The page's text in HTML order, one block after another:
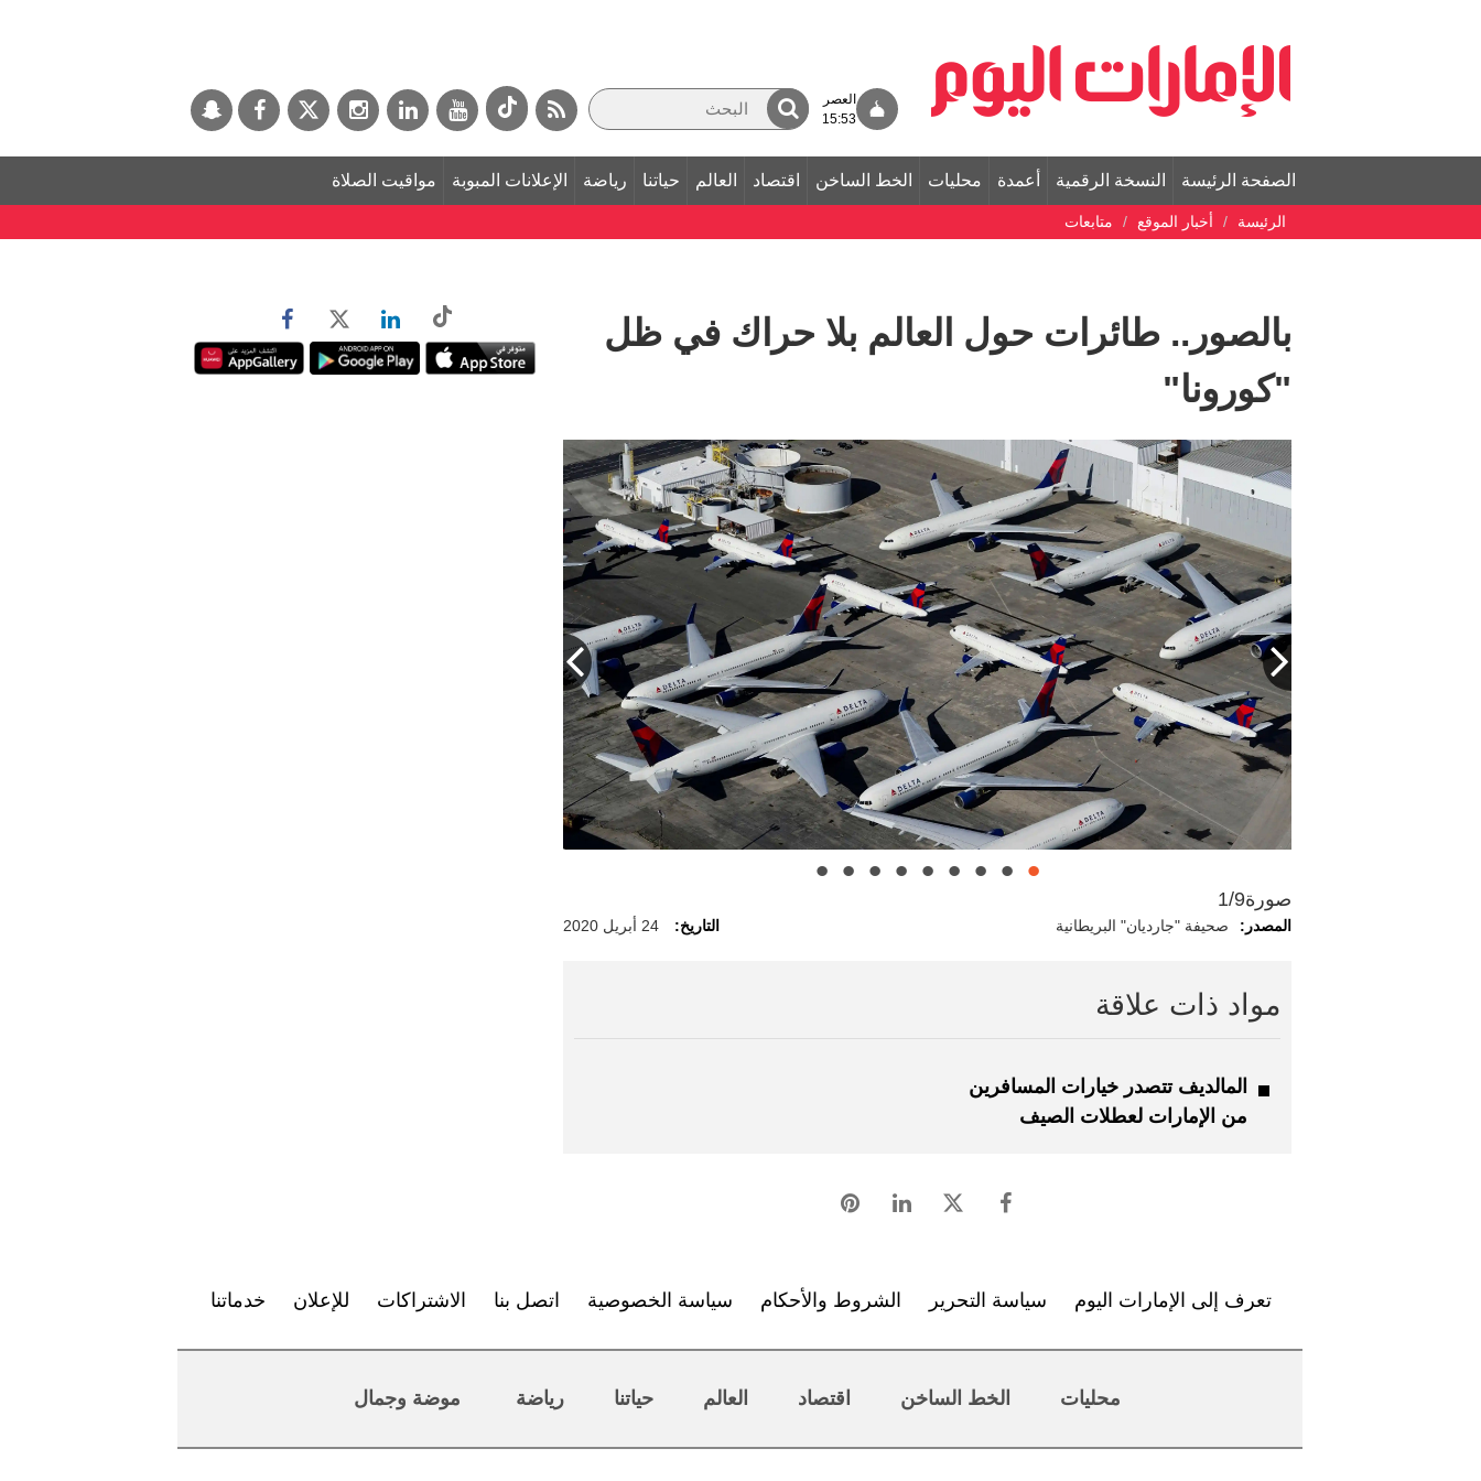
العصر
15:53
الصفحة الرئيسة النسخة الرقمية أعمدة محليات الخط الساخن اقتصاد العالم حياتنا رياضة الإعلانات المبوبة مواقيت الصلاة
الرئيسة أخبار الموقع متابعات
بالصور.. طائرات حول العالم بلا حراك في ظل
"كورونا"
صورة1/9
المصدر: صحيفة "جارديان" البريطانية التاريخ: 24 أبريل 2020
مواد ذات علاقة
المالديف تتصدر خيارات المسافرين
من الإمارات لعطلات الصيف
تعرف إلى الإمارات اليوم سياسة التحرير الشروط والأحكام سياسة الخصوصية اتصل بنا الاشتراكات للإعلان خدماتنا
محليات الخط الساخن اقتصاد العالم حياتنا رياضة موضة وجمال